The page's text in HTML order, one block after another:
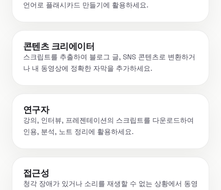
언어로 플래시카드 만들기에 활용하세요.
콘텐츠 크리에이터
스크립트를 추출하여 블로그 글, SNS 콘텐츠로 변환하거
나 내 동영상에 정확한 자막을 추가하세요.
연구자
강의, 인터뷰, 프레젠테이션의 스크립트를 다운로드하여
인용, 분석, 노트 정리에 활용하세요.
접근성
청각 장애가 있거나 소리를 재생할 수 없는 상황에서 동영